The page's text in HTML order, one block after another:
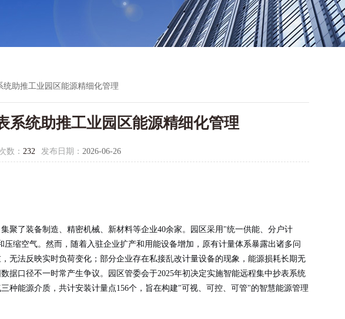
助推工业园区能源精细化管理
系统助推工业园区能源精细化管理
数： 232 发布日期： 2026-06-26
聚了装备制造、精密机械、新材料等企业40余家。园区采用"统一供能、分户计
缩空气。然而，随着入驻企业扩产和用能设备增加，原有计量体系暴露出诸多问
无法反映实时负荷变化；部分企业存在私接乱改计量设备的现象，能源损耗长期无
据口径不一时常产生争议。园区管委会于2025年初决定实施智能远程集中抄表系统
种能源介质，共计安装计量点156个，旨在构建"可视、可控、可管"的智慧能源管理